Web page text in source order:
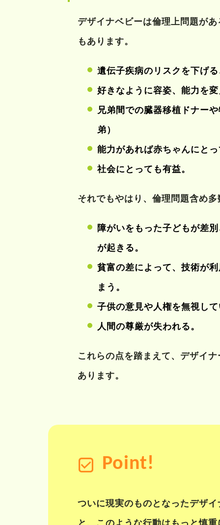
デザイナベビーは倫理上問題が
もあります。
遺伝子疾病のリスクを下げ
好きなように容姿、能力を
兄弟間での臓器移植ドナー
弟）
能力があれば赤ちゃんにと
社会にとっても有益。
それでもやはり、倫理問題含め
障がいをもった子どもが差
が起きる。
貧富の差によって、技術が
まう。
子供の意見や人権を無視し
人間の尊厳が失われる。
これらの点を踏まえて、デザイ
あります。
Point!
ついに現実のものとなったデザ